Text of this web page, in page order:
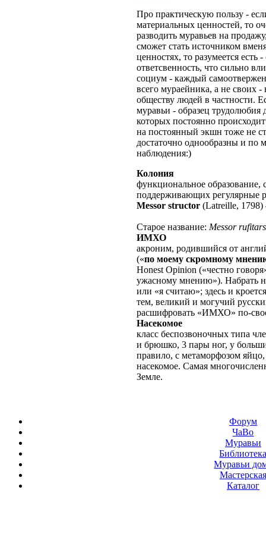
Про практическую пользу -
материальных ценностей, то
разводить муравьев на
сможет стать источником
ценностях, то разумеется
ответсвенность, что сильно
социум - каждый
всего мураейника, а не своих
обществу людей в частности.
муравьи - образец
которых постоянно
на постоянный экшн тоже не
достаточно однообразны и по
наблюдения:)
Колония
функциональное образование,
поддерживающих регулярные
Messor structor (Latreille, 1798)
Старое название: Messor
ИМХО
акроним, родившийся от
(«по моему скромному
Honest Opinion («честно
ужасному мнению»). Набрать
или «я считаю»; здесь и
тем, великий и могучий
расшифровать «ИМХО» по-
Насекомое
класс беспозвоночных типа
и брюшко, 3 пары ног, у
правило, с метаморфозом
насекомое. Самая
Земле.
Форум
ЧаВо
Муравьи
Муравьи
Мастерская
Каталог